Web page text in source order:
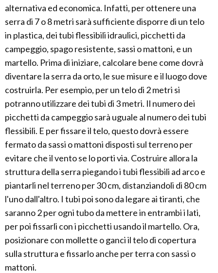
alternativa ed economica. Infatti, per ottenere una
serra di 7 o 8 metri sarà sufficiente disporre di un telo
in plastica, dei tubi flessibili idraulici, picchetti da
campeggio, spago resistente, sassi o mattoni, e un
martello. Prima di iniziare, calcolare bene come dovrà
diventare la serra da orto, le sue misure e il luogo dove
costruirla. Per esempio, per un telo di 2 metri si
potranno utilizzare dei tubi di 3 metri. Il numero dei
picchetti da campeggio sarà uguale al numero dei tubi
flessibili. E per fissare il telo, questo dovrà essere
fermato da sassi o mattoni disposti sul terreno per
evitare che il vento se lo porti via. Costruire allora la
struttura della serra piegando i tubi flessibili ad arco e
piantarli nel terreno per 30 cm, distanziandoli di 80 cm
l'uno dall'altro. I tubi poi sono da legare ai tiranti, che
saranno 2 per ogni tubo da mettere in entrambi i lati,
per poi fissarli con i picchetti usando il martello. Ora,
posizionare con mollette o ganci il telo di copertura
sulla struttura e fissarlo anche per terra con sassi o
mattoni.